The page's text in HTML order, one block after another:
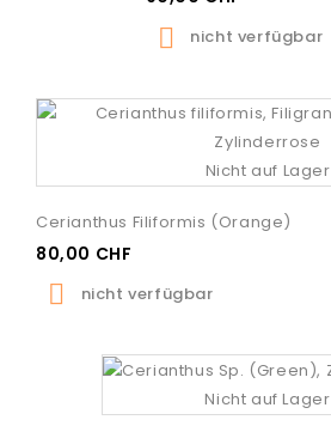
 nicht verfügbar
Nicht auf Lager
Cerianthus Filiformis (orange)
80,00 CHF
 nicht verfügbar
Nicht auf Lager